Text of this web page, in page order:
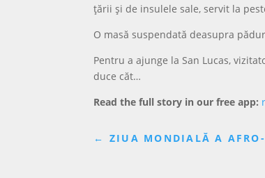
țării și de insulele sale, servit la
O masă suspendată deasupra
Pentru a ajunge la San Lucas,
duce căt…
Read the full story in our free app:
← ZIUA MONDIALĂ A